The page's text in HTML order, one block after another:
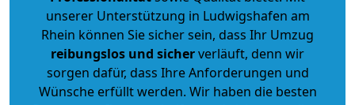
unserer Unterstützung in Ludwigshafen am
Rhein können Sie sicher sein, dass Ihr Umzug
reibungslos und sicherverläuft, denn wir
sorgen dafür, dass Ihre Anforderungen und
Wünsche erfüllt werden. Wir haben die besten